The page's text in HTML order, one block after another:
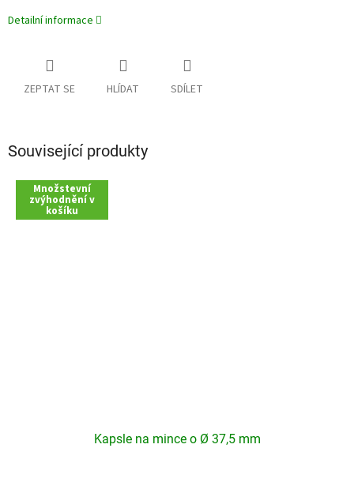
Detailní informace
ZEPTAT SE HLÍDAT SDÍLET
Související produkty
Množstevní
zvýhodnění v
košíku
Kapsle na mince o Ø 37,5 mm